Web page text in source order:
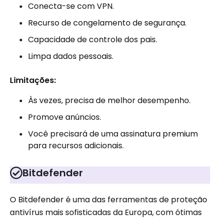
Conecta-se com VPN.
Recurso de congelamento de segurança.
Capacidade de controle dos pais.
Limpa dados pessoais.
Limitações:
Às vezes, precisa de melhor desempenho.
Promove anúncios.
Você precisará de uma assinatura premium
para recursos adicionais.
Bitdefender
O Bitdefender é uma das ferramentas de proteção
antivírus mais sofisticadas da Europa, com ótimas